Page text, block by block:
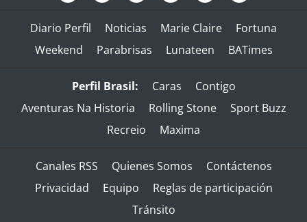
Diario Perfil Noticias Marie Claire
Fortuna
Weekend
Parabrisas Lunateen BATimes
Perfil Brasil: Caras
Contigo
Aventuras Na Historia
Rolling Stone
Sport Buzz
Recreio
Maxima
Canales RSS Quienes Somos
Contáctenos
Privacidad
Equipo
Reglas de participación
Tránsito